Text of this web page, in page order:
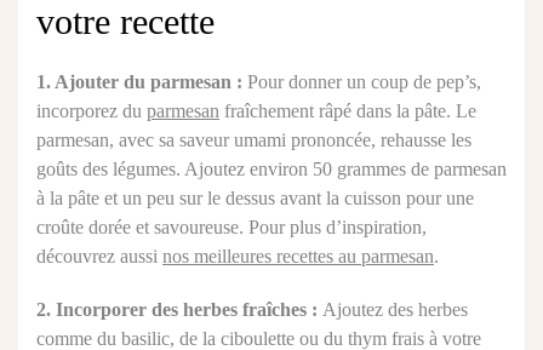
votre recette
1. Ajouter du parmesan : Pour donner un coup de pep’s,
incorporez du parmesan fraîchement râpé dans la pâte. Le
parmesan, avec sa saveur umami prononcée, rehausse les
goûts des légumes. Ajoutez environ 50 grammes de parmesan
à la pâte et un peu sur le dessus avant la cuisson pour une
croûte dorée et savoureuse. Pour plus d’inspiration,
découvrez aussi nos meilleures recettes au parmesan.
2. Incorporer des herbes fraîches : Ajoutez des herbes
comme du basilic, de la ciboulette ou du thym frais à votre